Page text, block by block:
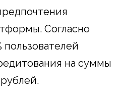
Согласно
пользователей
на суммы